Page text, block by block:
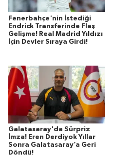
Fenerbahçe'nin İstediği
Endrick Transferinde Flaş
Gelişme! Real Madrid Yıldızı
İçin Devler Sıraya Girdi!
Galatasaray'da Sürpriz
İmza! Eren Derdiyok Yıllar
Sonra Galatasaray’a Geri
Döndü!